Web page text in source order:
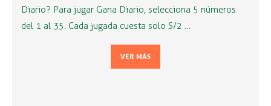
Diario? Para jugar Gana Diario, selecciona 5 números
del 1 al 35. Cada jugada cuesta solo S/2 …
VER MÁS